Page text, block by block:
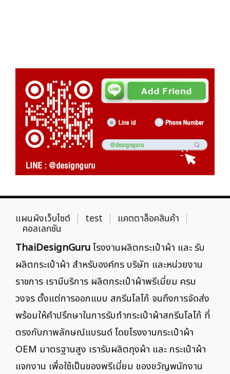
แผนผังเว็บไซต์ test แคตตาล็อคสินค้า
คอลเลกชัน
ThaiDesignGuruโรงงานผลิตกระเป๋าผ้า และ รับ
ผลิตกระเป๋าผ้า สำหรับองค์กร บริษัท และหน่วยงาน
ราชการ เรามีบริการ ผลิตกระเป๋าผ้าพรีเมี่ยม ครบ
วงจร ตั้งแต่การออกแบบ สกรีนโลโก้ จนถึงการจัดส่ง
พร้อมให้คำปรึกษาในการรับทำกระเป๋าผ้าสกรีนโลโก้ ที่
ตรงกับภาพลักษณ์แบรนด์ โดยโรงงานกระเป๋าผ้า
OEM มาตรฐานสูง เรารับผลิตถุงผ้า และ กระเป๋าผ้า
แจกงาน เพื่อใช้เป็นของพรีเมี่ยม ของขวัญพนักงาน